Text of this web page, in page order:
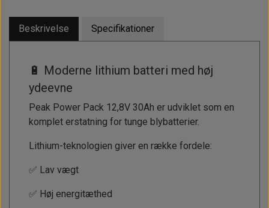
Beskrivelse Specifikationer
🔋 Moderne lithium batteri med høj
ydeevne
Peak Power Pack 12,8V 30Ah er udviklet som en
komplet erstatning for tunge blybatterier.
Lithium-teknologien giver en række fordele:
✅ Lav vægt
✅ Høj energitæthed